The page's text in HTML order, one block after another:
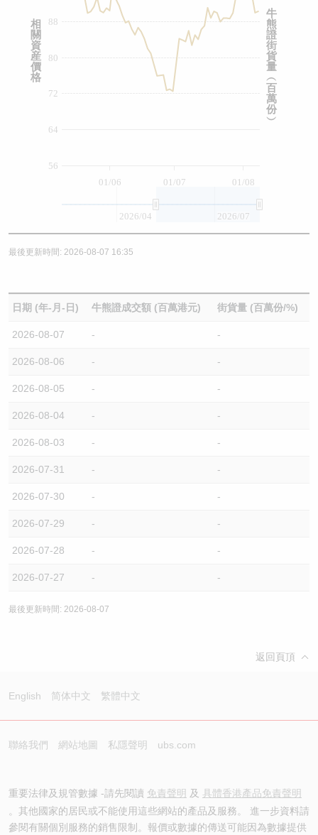
01/07
01/06 01/08
64
72
80
88
56
2026/04 2026/07
牛
熊
證
街
貨
量
︵
百
萬
份
︶
相
關
資
産
價
格
最後更新時間: 2026-08-07 16:35
日期 (年-月-日) 牛熊證成交額 (百萬港元) 街貨量 (百萬份/%)
2026-08-07 - -
2026-08-06 - -
2026-08-05 - -
2026-08-04 - -
2026-08-03 - -
2026-07-31 - -
2026-07-30 - -
2026-07-29 - -
2026-07-28 - -
2026-07-27 - -
最後更新時間: 2026-08-07
返回頁頂
English 简体中文 繁體中文
聯絡我們 網站地圖 私隱聲明 ubs.com
重要法律及規管數據 -請先閱讀 免責聲明 及 具體香港產品免責聲明
。其他國家的居民或不能使用這些網站的產品及服務。 進一步資料請
參閱有關個別服務的銷售限制。報價或數據的傳送可能因為數據提供
牛熊證文件及公告
牛熊證文件及公告 (瑞信)
收市競價變化